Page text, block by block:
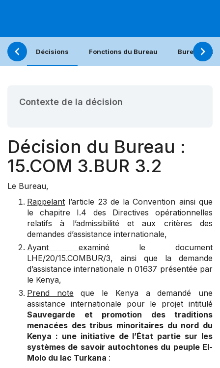
Décisions Fonctions du Bureau Bureau
Contexte de la décision
Décision du Bureau :
15.COM 3.BUR 3.2
Le Bureau,
Rappelant l’article 23 de la Convention ainsi que
le chapitre I.4 des Directives opérationnelles
relatifs à l’admissibilité et aux critères des
demandes d’assistance internationale,
Ayant examiné le document
LHE/20/15.COMBUR/3, ainsi que la demande
d’assistance internationale n 01637 présentée par
le Kenya,
Prend note que le Kenya a demandé une
assistance internationale pour le projet intitulé
Sauvegarde et promotion des traditions
menacées des tribus minoritaires du nord du
Kenya : une initiative de l’État partie sur les
systèmes de savoir autochtones du peuple El-
Molo du lac Turkana :